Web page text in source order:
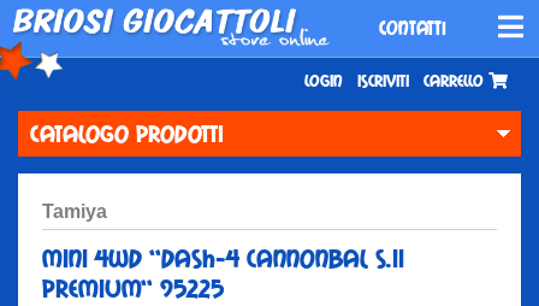
CONTATTI
CATALOGO PRODOTTI
Login Iscriviti Carrello
tamiya
mini 4wd ''dash-4 cannonbal s.ii
premium'' 95225